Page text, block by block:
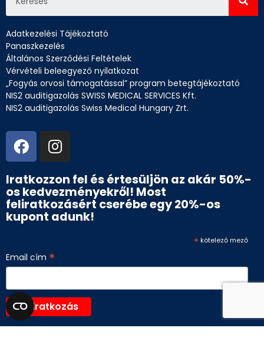
Adatkezelési Tájékoztató
Panaszkezelés
Általános Szerződési Feltételek
Vérvételi beleegyező nyilatkozat
„Fogyás orvosi támogatással” program betegtájékoztató
NIS2 auditigazolás SWISS MEDICAL SERVICES Kft.
NIS2 auditigazolás Swiss Medical Hungary Zrt.
Iratkozzon fel és értesüljön az akár 50%-
os kedvezményekről! Most
feliratkozásért cserébe egy 20%-os
kupont adunk!
* kötelező mező
Email cím *